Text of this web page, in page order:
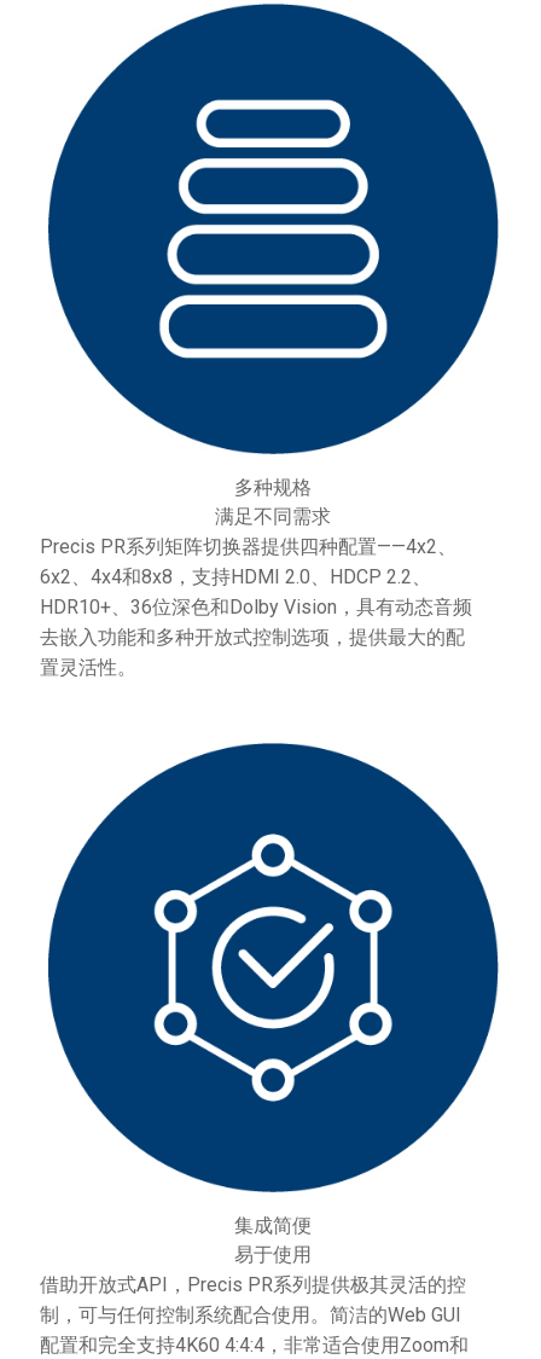
多种规格
满足不同需求
Precis PR系列矩阵切换器提供四种配置——4x2、
6x2、4x4和8x8，支持HDMI 2.0、HDCP 2.2、
HDR10+、36位深色和Dolby Vision，具有动态音频
去嵌入功能和多种开放式控制选项，提供最大的配
置灵活性。
集成简便
易于使用
借助开放式API，Precis PR系列提供极其灵活的控
制，可与任何控制系统配合使用。简洁的Web GUI
配置和完全支持4K60 4:4:4，非常适合使用Zoom和